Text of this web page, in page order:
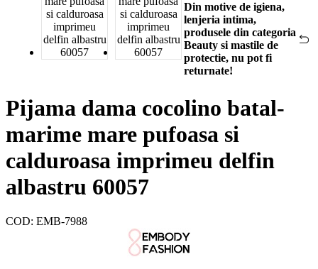
Din motive de igiena,
lenjeria intima,
produsele din categoria
Beauty si mastile de
protectie, nu pot fi
returnate!
Pijama dama cocolino batal-
marime mare pufoasa si
calduroasa imprimeu delfin
albastru 60057
COD: EMB-7988